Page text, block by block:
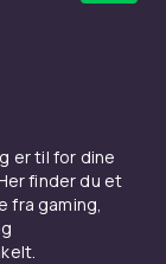
er til for dine
finder du et
fra gaming,